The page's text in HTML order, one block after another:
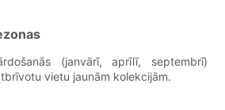
(janvārī, aprīlī, septembrī)
vietu jaunām kolekcijām.